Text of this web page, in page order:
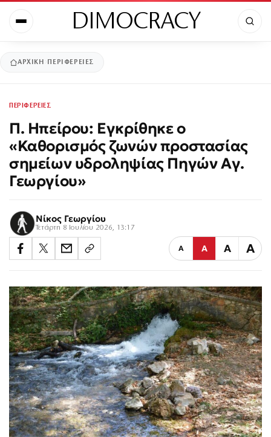
DIMOCRACY
ΑΡΧΙΚΉ ΠΕΡΙΦΕΡΕΙΕΣ
ΠΕΡΙΦΕΡΕΙΕΣ
Π. Ηπείρου: Εγκρίθηκε ο
«Καθορισμός ζωνών προστασίας
σημείων υδροληψίας Πηγών Αγ.
Γεωργίου»
Νίκος Γεωργίου
Τετάρτη 8 Ιουλίου 2026, 13:17
Α Α Α Α